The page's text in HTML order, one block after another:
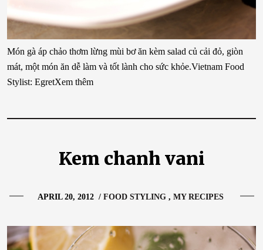
Món gà áp chảo thơm lừng mùi bơ ăn kèm salad củ cải đỏ, giòn
mát, một món ăn dễ làm và tốt lành cho sức khỏe.Vietnam Food
Stylist: EgretXem thêm
Kem chanh vani
APRIL 20, 2012/ FOOD STYLING MY RECIPES